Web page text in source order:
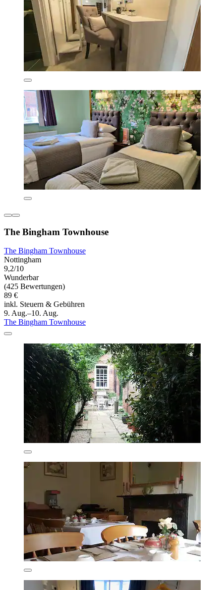
The Bingham Townhouse
The Bingham Townhouse
Nottingham
9,2/10
Wunderbar
(425 Bewertungen)
89 €
inkl. Steuern & Gebühren
9. Aug.–10. Aug.
The Bingham Townhouse